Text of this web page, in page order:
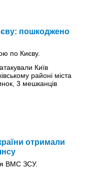
пошкоджено
Київ
районі міста
3 мешканців
отримали